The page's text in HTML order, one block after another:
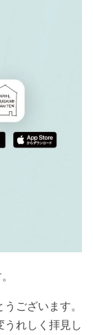
ございます。
うれしく拝見し